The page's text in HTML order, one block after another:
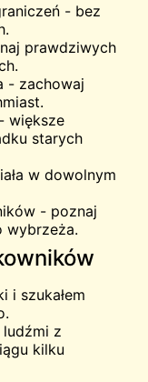
- bez
prawdziwych
- zachowaj
większe
starych
w dowolnym
- poznaj
wybrzeża.
i szukałem
ludźmi z
kilku